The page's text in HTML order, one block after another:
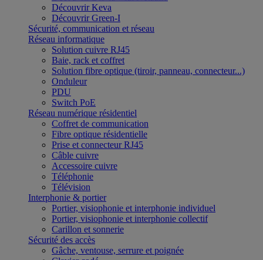
Découvrir Keva
Découvrir Green-I
Sécurité, communication et réseau
Réseau informatique
Solution cuivre RJ45
Baie, rack et coffret
Solution fibre optique (tiroir, panneau, connecteur...)
Onduleur
PDU
Switch PoE
Réseau numérique résidentiel
Coffret de communication
Fibre optique résidentielle
Prise et connecteur RJ45
Câble cuivre
Accessoire cuivre
Téléphonie
Télévision
Interphonie & portier
Portier, visiophonie et interphonie individuel
Portier, visiophonie et interphonie collectif
Carillon et sonnerie
Sécurité des accès
Gâche, ventouse, serrure et poignée